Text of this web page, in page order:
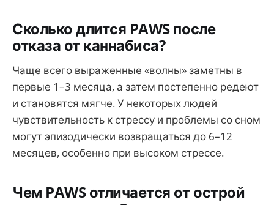
Сколько длится PAWS после
отказа от каннабиса?
Чаще всего выраженные «волны» заметны в
первые 1–3 месяца, а затем постепенно редеют
и становятся мягче. У некоторых людей
чувствительность к стрессу и проблемы со сном
могут эпизодически возвращаться до 6–12
месяцев, особенно при высоком стрессе.
Чем PAWS отличается от острой